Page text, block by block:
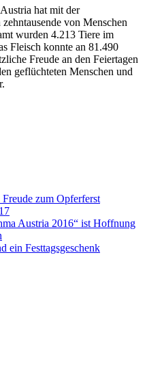
hat mit der
von Menschen
wurden 4.213 Tiere im
Fleisch konnte an 81.490
Freude an den Feiertagen
geflüchteten Menschen und
zum Opferferst
Austria 2016“ ist Hoffnung
ein Festtagsgeschenk